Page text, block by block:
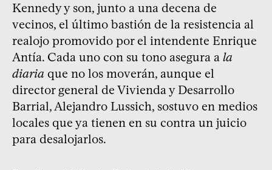
Kennedy y son, junto a una decena de
vecinos, el último bastión de la resistencia al
realojo promovido por el intendente Enrique
Antía. Cada uno con su tono asegura a la
diaria que no los moverán, aunque el
director general de Vivienda y Desarrollo
Barrial, Alejandro Lussich, sostuvo en medios
locales que ya tienen en su contra un juicio
para desalojarlos.